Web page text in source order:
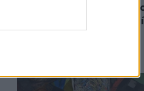
Χιλιάδες έργα του
σε νέο διαδικτυακό